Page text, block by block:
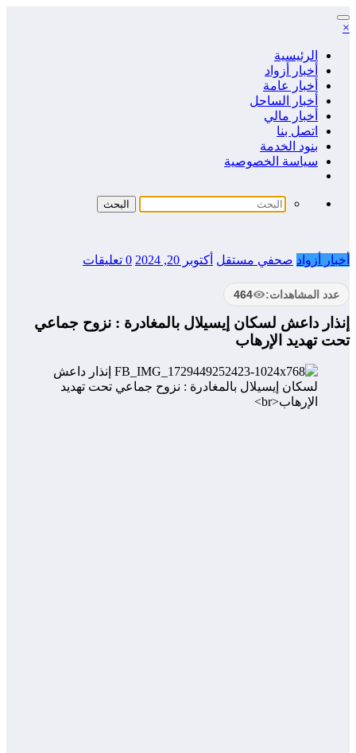
التجاوز
إلى
×
الرئيسية
أخبار أزواد
أخبار عامة
أخبار الساحل
أخبار مالي
اتصل بنا
بنود الخدمة
سياسة الخصوصية
أخبار أزواد صحفي مستقل أكتوبر 20, 2024 0 تعليقات
عدد المشاهدات: 464
إنذار داعش لسكان إيسيلال بالمغادرة : نزوح جماعي
تحت تهديد الإرهاب